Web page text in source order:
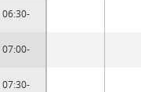
06:30-
07:00-
07:30-